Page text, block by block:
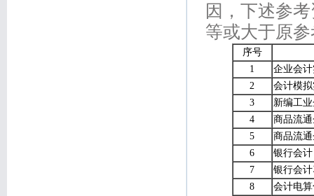
因，下述参
等或大于原
序号
1
企业会
2
会计模
3
新编工
4
商品流
5
商品流
6
银行会计
7
银行会
8
会计电算